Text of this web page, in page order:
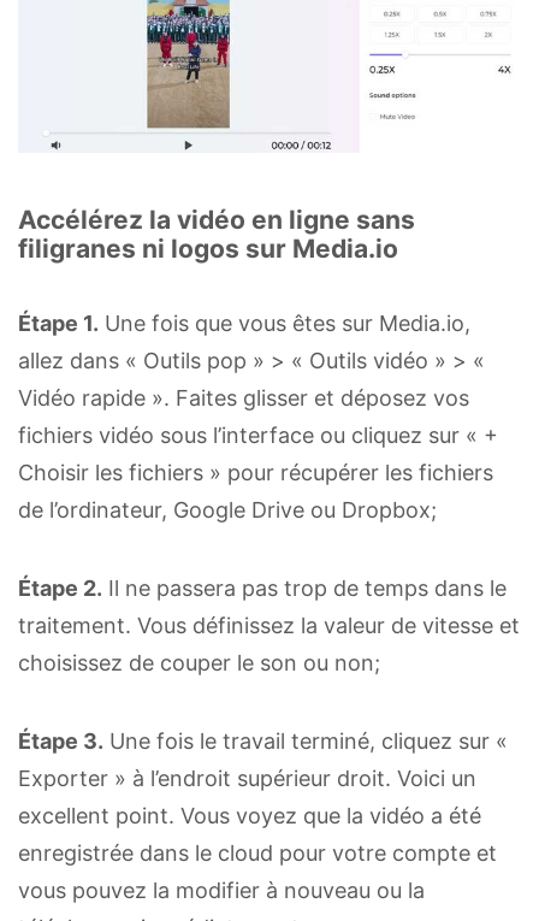
Accélérez la vidéo en ligne sans
filigranes ni logos sur Media.io
Étape 1. Une fois que vous êtes sur Media.io,
allez dans « Outils pop » > « Outils vidéo » > «
Vidéo rapide ». Faites glisser et déposez vos
fichiers vidéo sous l’interface ou cliquez sur « +
Choisir les fichiers » pour récupérer les fichiers
de l’ordinateur, Google Drive ou Dropbox;
Étape 2. Il ne passera pas trop de temps dans le
traitement. Vous définissez la valeur de vitesse et
choisissez de couper le son ou non;
Étape 3. Une fois le travail terminé, cliquez sur «
Exporter » à l’endroit supérieur droit. Voici un
excellent point. Vous voyez que la vidéo a été
enregistrée dans le cloud pour votre compte et
vous pouvez la modifier à nouveau ou la